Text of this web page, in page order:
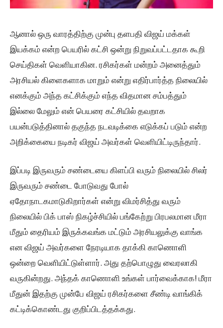
ஆனால் ஒரு வாரத்திற்கு முன்பு தளபதி விஜய் மக்கள்
இயக்கம் என்ற பெயரில் கட்சி ஒன்று நிறுவப்பட்டதாக கூறி
செய்திகள் வெளியாகின. ரசிகர்கள் மன்றம் அனைத்தும்
அரசியல் கிளைகளாக மாறும் என்று எதிர்பார்த்த நிலையில்
எனக்கும் அந்த கட்சிக்கும் எந்த விதமான சம்பத்தும்
இல்லை மேலும் என் பெயரை கட்சியில் தவறாக
பயன்படுத்தினால் தகுந்த நடவடிக்கை எடுக்கப் படும் என்ற
அறிக்கையை நடிகர் விஜய் அவர்கள் வெளியிட்டிருந்தார்.
இப்படி இருவரும் சண்டையை கிளப்பி வரும் நிலையில் சிலர்
இருவரும் சண்டை போடுவது போல்
ஏதோநாடகமாடுகிறார்கள் என்று விமர்சித்து வரும்
நிலையில் பிக் பாஸ் நிகழ்ச்சியில் பங்கேற்று பிரபலமான மீரா
மீதும் தைரியம் இருக்கவங்க மட்டும் அரசியலுக்கு வாங்க
என விஜய் அவர்களை நேரடியாக தாக்கி காணொளி
ஒன்றை வெளியிட்டுள்ளார். அது தற்பொழுது வைரலாகி
வருகின்றது. அந்தக் காணொளி உங்கள் பார்வைக்காக! மீரா
மீதுன் இதற்கு முன்பே விஜய் ரசிகர்களை சீண்டி வாங்கிக்
கட்டிக்கொண்டது குறிப்பிடத்தக்கது.